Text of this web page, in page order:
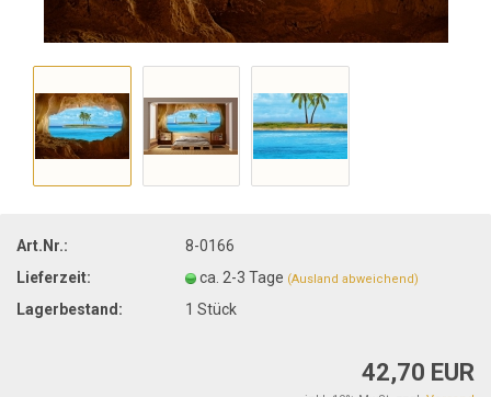
Art.Nr.:
8-0166
Lieferzeit:
ca. 2-3 Tage (Ausland abweichend)
Lagerbestand: 1Stück
42,70 EUR